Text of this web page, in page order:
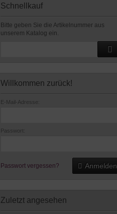
Schnellkauf
Bitte geben Sie die Artikelnummer aus
unserem Katalog ein.
Willkommen zurück!
E-Mail-Adresse:
Passwort:
Passwort vergessen? Anmelden
Zuletzt angesehen